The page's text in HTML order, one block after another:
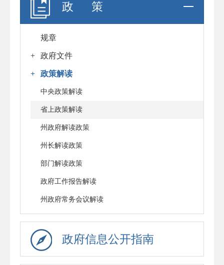
政 策
规章
+ 政府文件
+ 政策解读
中央政策解读
省上政策解读
州政府解读政策
州长解读政策
部门解读政策
政府工作报告解读
州政府常务会议解读
政府信息公开指南